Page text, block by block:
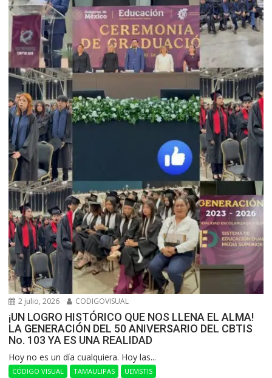
2 julio, 2026 CODIGOVISUAL
¡UN LOGRO HISTÓRICO QUE NOS LLENA EL ALMA!
LA GENERACIÓN DEL 50 ANIVERSARIO DEL CBTIS
No. 103 YA ES UNA REALIDAD
Hoy no es un día cualquiera. Hoy las...
CÓDIGO VISUAL TAMAULIPAS UEMSTIS